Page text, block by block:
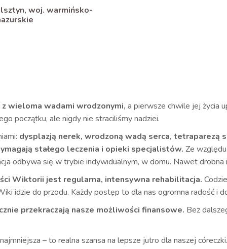
woj. warmińsko-
z wieloma wadami wrodzonymi, a pierwsze chwile jej życia
początku, ale nigdy nie straciliśmy nadziei.
dysplazją nerek, wrodzoną wadą serca, tetraparezą
stałego leczenia i opieki specjalistów. Ze
odbywa się w trybie indywidualnym, w domu. Nawet
Wiktorii jest regularna, intensywna rehabilitacja.
idzie do przodu. Każdy postęp to dla nas ogromna radość i
przekraczają nasze możliwości finansowe. Bez
– to realna szansa na lepsze jutro dla naszej